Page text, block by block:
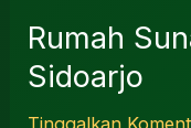
Rumah
Sidoarjo
Tinggalkan